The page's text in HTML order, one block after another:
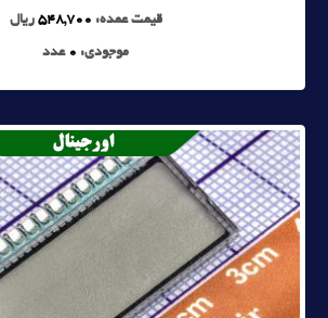
قیمت عمده: 548,700 ریال
موجودی: 0 عدد